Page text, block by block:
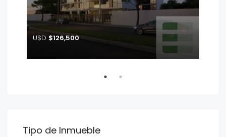
U$D $126,500
Tipo de Inmueble